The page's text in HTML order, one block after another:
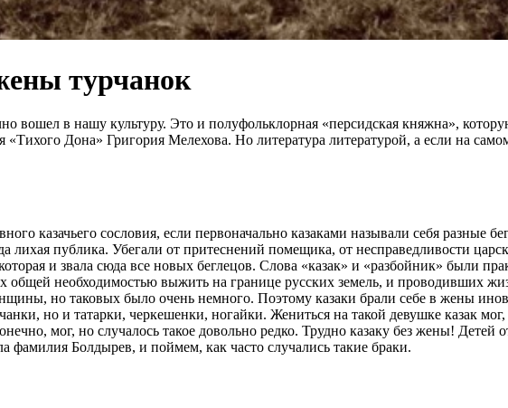
турчанок
вошел в нашу культуру. Это и полуфольклорная «персидская княжна»,
Дона» Григория Мелехова. Но литература литературой, а если на
казачьего сословия, если первоначально казаками называли себя разные
публика. Убегали от притеснений помещика, от несправедливости
и звала сюда все новых беглецов. Слова «казак» и «разбойник» были
необходимостью выжить на границе русских земель, и проводивших
но таковых было очень немного. Поэтому казаки брали себе в жены
но и татарки, черкешенки, ногайки. Жениться на такой девушке казак
мог, но случалось такое довольно редко. Трудно казаку без жены!
Болдырев, и поймем, как часто случались такие браки.